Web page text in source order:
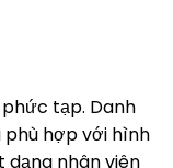
tạp. Danh
hợp với hình
dạng nhân viên